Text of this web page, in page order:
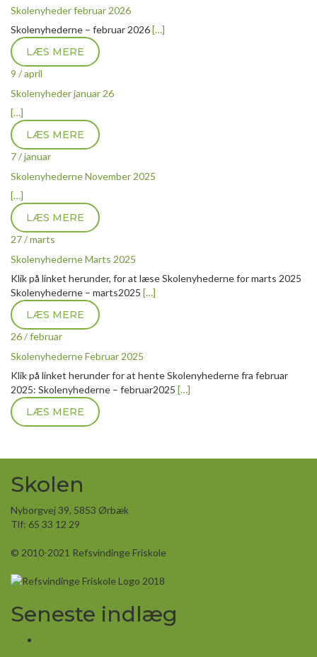
Skolenyheder februar 2026
Skolenyhederne – februar 2026[…]
LÆS MERE
9 / april
Skolenyheder januar 26
[…]
LÆS MERE
7 / januar
Skolenyhederne November 2025
[…]
LÆS MERE
27 / marts
Skolenyhederne Marts 2025
Klik på linket herunder, for at læse Skolenyhederne for marts 2025
Skolenyhederne – marts2025 […]
LÆS MERE
26 / februar
Skolenyhederne Februar 2025
Klik på linket herunder for at hente Skolenyhederne fra februar
2025: Skolenyhederne – februar2025 […]
LÆS MERE
Skolen
Nyborgvej 39, 5853 Ørbæk
Tlf: 65 33 12 29
© 2010-2021 Refsvindinge Friskole
Seneste indlæg